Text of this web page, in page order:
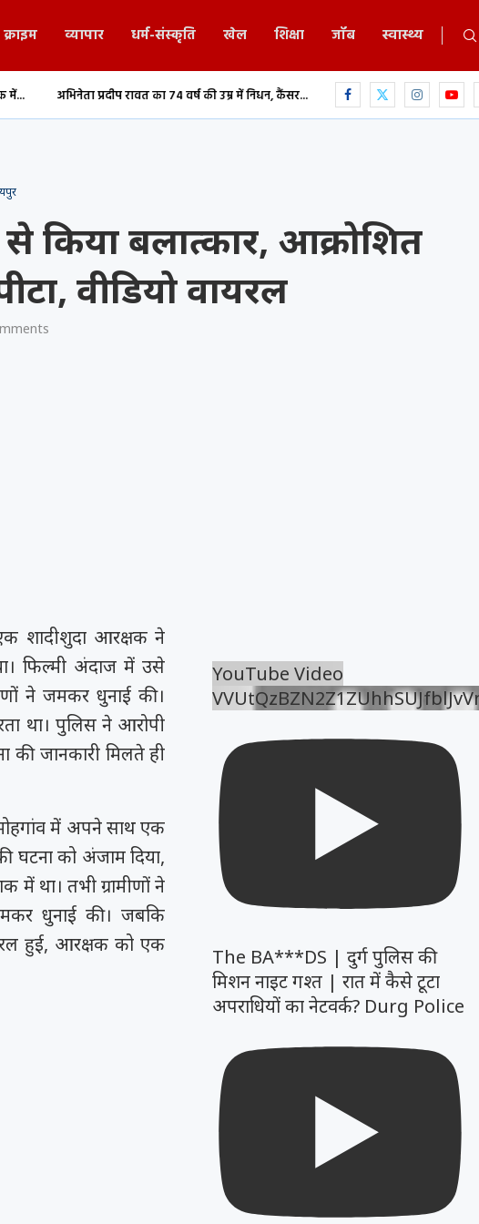
क्राइम व्यापार धर्म-संस्कृति खेल शिक्षा जॉब स्वास्थ्य
रावत का 74 वर्ष की उम्र में निधन, कैंसर... दुर्ग सड़क हादसा: अज्ञात वाहन की टक्कर से युवक
किया बलात्कार, आक्रोशित
वीडियो वायरल
शादीशुदा आरक्षक ने
फिल्मी अंदाज में उसे
ने जमकर धुनाई की।
था। पुलिस ने आरोपी
की जानकारी मिलते ही
में अपने साथ एक
घटना को अंजाम दिया,
था। तभी ग्रामीणों ने
धुनाई की। जबकि
हुई, आरक्षक को एक
YouTube Video
The BA***DS | दुर्ग पुलिस की
मिशन नाइट गश्त | रात में कैसे टूटा
अपराधियों का नेटवर्क? Durg Police